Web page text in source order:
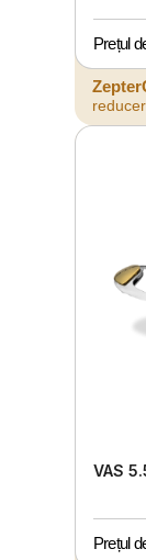
Prețul
VAS
Prețul